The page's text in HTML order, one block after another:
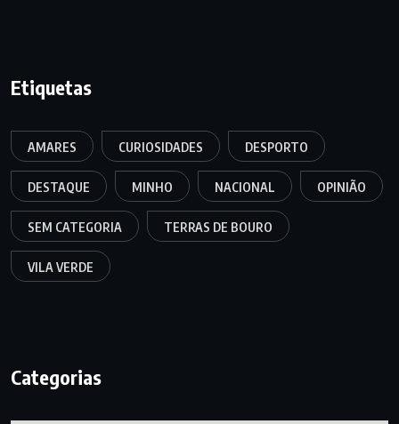
Etiquetas
AMARES CURIOSIDADES DESPORTO
DESTAQUE MINHO NACIONAL OPINIÃO
SEM CATEGORIA TERRAS DE BOURO
VILA VERDE
Categorias